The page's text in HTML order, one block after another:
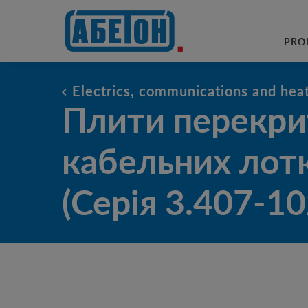
sewage treatment plants
Плити перекриття кабельних
3.407-102)
Electrics, communications and
Плити
кабельних
(Серія 3.407-